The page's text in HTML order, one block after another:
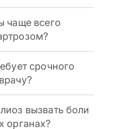
чаще всего
срочного
вызвать боли
органах?